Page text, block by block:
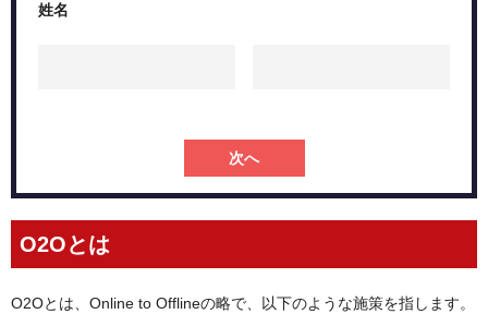
姓名
次へ
O2Oとは
O2Oとは、Online to Offlineの略で、以下のような施策を指します。